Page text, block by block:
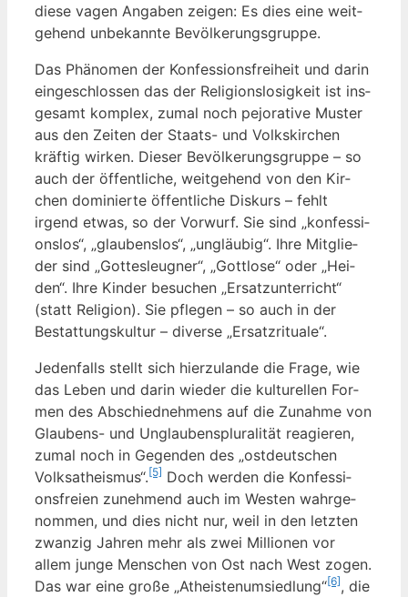
die­se vagen Anga­ben zei­gen: Es dies eine weit­
ge­hend unbe­kann­te Bevölkerungsgruppe.
Das Phä­no­men der Kon­fes­si­ons­frei­heit und dar­in
ein­ge­schlos­sen das der Reli­gi­ons­lo­sig­keit ist ins­
ge­samt kom­plex, zumal noch pejo­ra­ti­ve Mus­ter
aus den Zei­ten der Staats- und Volks­kir­chen
kräf­tig wir­ken. Die­ser Bevöl­ke­rungs­grup­pe – so
auch der öffent­li­che, weit­ge­hend von den Kir­
chen domi­nier­te öffent­li­che Dis­kurs – fehlt
irgend etwas, so der Vor­wurf. Sie sind „kon­fes­si­
ons­los“, „glau­bens­los“, „ungläu­big“. Ihre Mit­glie­
der sind „Got­tes­leug­ner“, „Gott­lo­se“ oder „Hei­
den“. Ihre Kin­der besu­chen „Ersatz­un­ter­richt“
(statt Reli­gi­on). Sie pfle­gen – so auch in der
Bestat­tungs­kul­tur – diver­se „Ersatz­ri­tua­le“.
Jeden­falls stellt sich hier­zu­lan­de die Fra­ge, wie
das Leben und dar­in wie­der die kul­tu­rel­len For­
men des Abschied­neh­mens auf die Zunah­me von
Glau­bens- und Unglau­bens­plu­ra­li­tät reagie­ren,
zumal noch in Gegen­den des „ost­deut­schen
Volks­athe­is­mus“.[5] Doch wer­den die Kon­fes­si­
ons­frei­en zuneh­mend auch im Wes­ten wahr­ge­
nom­men, und dies nicht nur, weil in den letz­ten
zwan­zig Jah­ren mehr als zwei Mil­lio­nen vor
allem jun­ge Men­schen von Ost nach West zogen.
Das war eine gro­ße „Athe­is­ten­um­sied­lung“[6], die